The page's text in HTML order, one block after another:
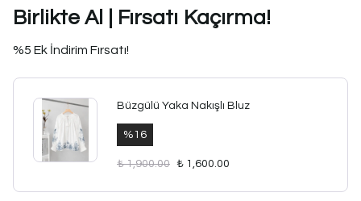
Birlikte Al | Fırsatı Kaçırma!
%5 Ek İndirim Fırsatı!
Büzgülü Yaka Nakışlı Bluz
% 16
₺ 1,900.00 ₺ 1,600.00